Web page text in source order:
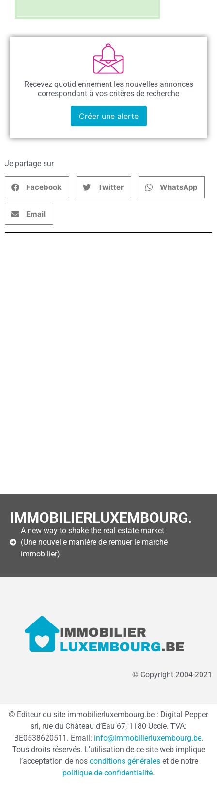
Recevez quotidiennement les nouvelles annonces
correspondant à vos critères de recherche
Créer une alerte
Je partage sur
Facebook Twitter WhatsApp
Email
IMMOBILIERLUXEMBOURG.
A new way to shake the real estate market
(Une nouvelle manière de remuer le marché
immobilier)
© Copyright 2004-2021
© Editeur du site immobilierluxembourg.be : Digital Pepper
srl, rue du Château d’Eau 67, 1180 Uccle. TVA:
BE0538620511. Email: info@immobilierluxembourg.be.
Tous droits réservés. L’utilisation de ce site web implique
l’acceptation de nos conditions généraleset de notre
politique de confidentialité.